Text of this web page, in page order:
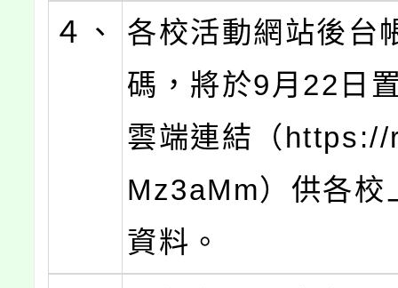
４、
各校活動網站後台
碼，將於9月22日
雲端連結（
Mz3aMm）供各校
資料。